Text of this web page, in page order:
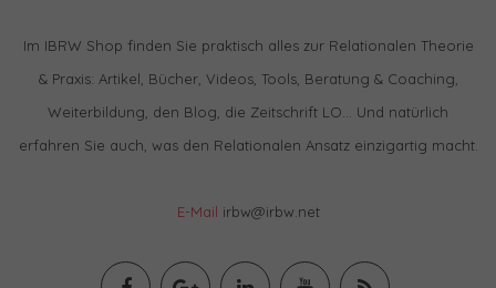
Im IBRW Shop finden Sie praktisch alles zur Relationalen Theorie
& Praxis: Artikel, Bücher, Videos, Tools, Beratung & Coaching,
Weiterbildung, den Blog, die Zeitschrift LO… Und natürlich
erfahren Sie auch, was den Relationalen Ansatz einzigartig macht.
E-Mail irbw@irbw.net